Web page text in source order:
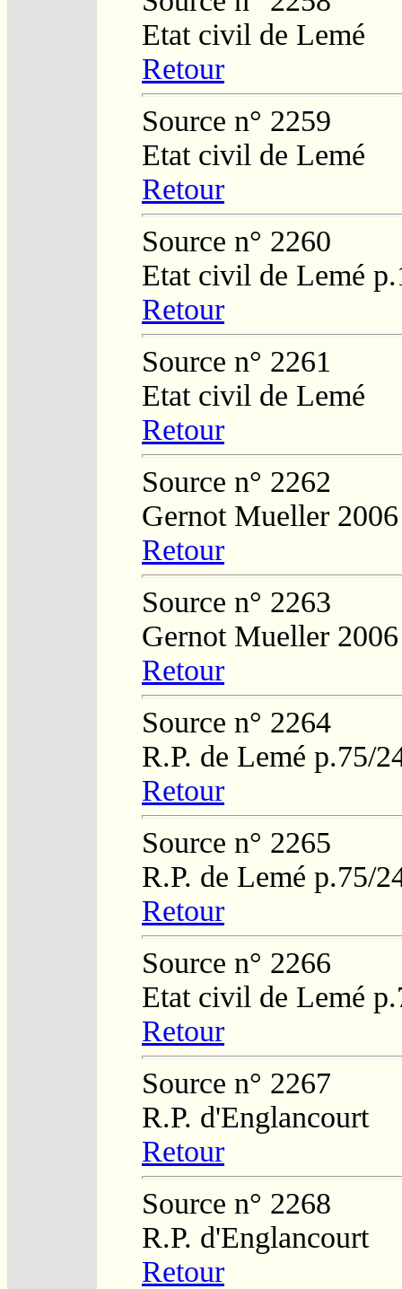
Etat civil de Lemé
Retour
Source n° 2259
Etat civil de Lemé
Retour
Source n° 2260
Etat civil de Lemé
Retour
Source n° 2261
Etat civil de Lemé
Retour
Source n° 2262
Gernot Mueller 2006
Retour
Source n° 2263
Gernot Mueller 2006
Retour
Source n° 2264
R.P. de Lemé p.75/
Retour
Source n° 2265
R.P. de Lemé p.75/
Retour
Source n° 2266
Etat civil de Lemé
Retour
Source n° 2267
R.P. d'Englancourt
Retour
Source n° 2268
R.P. d'Englancourt
Retour